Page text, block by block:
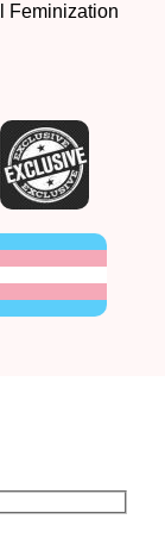
Feminization